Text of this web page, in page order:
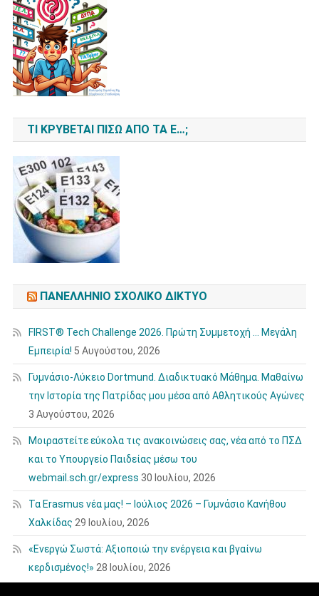
ΤΙ ΚΡΎΒΕΤΑΙ ΠΊΣΩ ΑΠΌ ΤΑ Ε…;
ΠΑΝΕΛΛΉΝΙΟ ΣΧΟΛΙΚΌ ΔΊΚΤΥΟ
FIRST® Tech Challenge 2026. Πρώτη Συμμετοχή … Μεγάλη
Εμπειρία! 5 Αυγούστου, 2026
Γυμνάσιο-Λύκειο Dortmund. Διαδικτυακό Μάθημα. Μαθαίνω
την Ιστορία της Πατρίδας μου μέσα από Αθλητικούς Αγώνες
3 Αυγούστου, 2026
Μοιραστείτε εύκολα τις ανακοινώσεις σας, νέα από το ΠΣΔ
και το Υπουργείο Παιδείας μέσω του
webmail.sch.gr/express 30 Ιουλίου, 2026
Τα Erasmus νέα μας! – Ιούλιος 2026 – Γυμνάσιο Κανήθου
Χαλκίδας 29 Ιουλίου, 2026
«Ενεργώ Σωστά: Αξιοποιώ την ενέργεια και βγαίνω
κερδισμένος!» 28 Ιουλίου, 2026